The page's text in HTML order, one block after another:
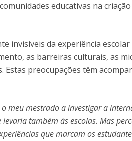
educativas na
invisíveis da experiência
as barreiras culturais, as
Estas preocupações têm
o meu mestrado a investigar a
também às escolas. Mas
que marcam os